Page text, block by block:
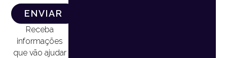
ENVIAR
Receba
informações
que vão ajudar